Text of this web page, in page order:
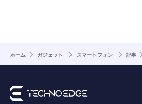
ホーム ガジェット スマートフォン 記事